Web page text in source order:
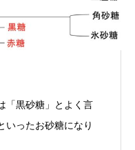
「黒砂糖」とよく言
いったお砂糖になり